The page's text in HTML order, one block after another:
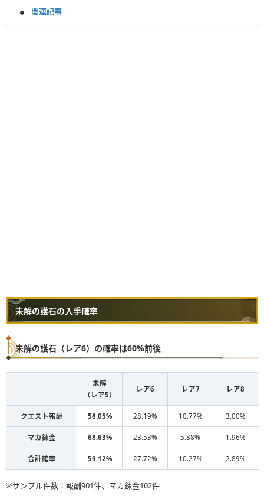
関連記事
未解の護石の入手確率
未解の護石（レア6）の確率は60%前後
未解
（レア5）
レア6 レア7 レア8
クエスト報酬 58.05% 28.19% 10.77% 3.00%
マカ錬金 68.63% 23.53% 5.88% 1.96%
合計確率 59.12% 27.72% 10.27% 2.89%
※サンプル件数：報酬901件、マカ錬金102件